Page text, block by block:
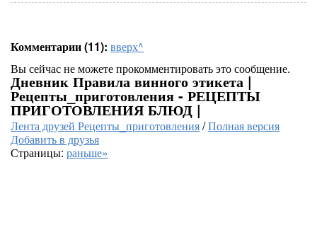
Комментарии (11): вверх^
Вы сейчас не можете прокомментировать это сообщение.
Дневник Правила винного этикета |
Рецепты_приготовления - РЕЦЕПТЫ
ПРИГОТОВЛЕНИЯ БЛЮД |
Лента друзей Рецепты_приготовления/Полная версия
Добавить в друзья
Страницы: раньше»